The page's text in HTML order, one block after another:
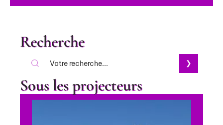
Recherche
Sous les projecteurs